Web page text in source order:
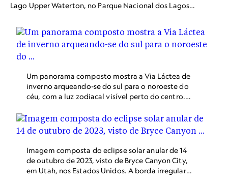
Lago Upper Waterton, no Parque Nacional dos Lagos
Um panorama composto mostra a Via Láctea de
inverno arqueando-se do sul para o noroeste do
céu, com a luz zodiacal visível perto do centro.
dos Dinossauros, em Alberta, Canadá, em 28 de
fevereiro de 2017.
Imagem composta do eclipse solar anular de 14
de outubro de 2023, visto de Bryce Canyon City,
em Utah, nos Estados Unidos. A borda irregular